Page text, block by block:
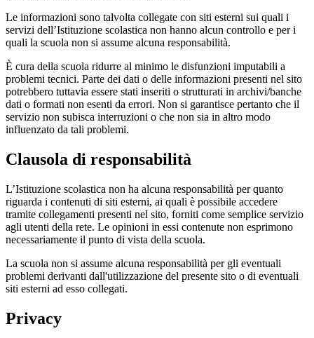
Le informazioni sono talvolta collegate con siti esterni sui quali i
servizi dell’Istituzione scolastica non hanno alcun controllo e per i
quali la scuola non si assume alcuna responsabilità.
È cura della scuola ridurre al minimo le disfunzioni imputabili a
problemi tecnici. Parte dei dati o delle informazioni presenti nel sito
potrebbero tuttavia essere stati inseriti o strutturati in archivi/banche
dati o formati non esenti da errori. Non si garantisce pertanto che il
servizio non subisca interruzioni o che non sia in altro modo
influenzato da tali problemi.
Clausola di responsabilità
L’Istituzione scolastica non ha alcuna responsabilità per quanto
riguarda i contenuti di siti esterni, ai quali è possibile accedere
tramite collegamenti presenti nel sito, forniti come semplice servizio
agli utenti della rete. Le opinioni in essi contenute non esprimono
necessariamente il punto di vista della scuola.
La scuola non si assume alcuna responsabilità per gli eventuali
problemi derivanti dall'utilizzazione del presente sito o di eventuali
siti esterni ad esso collegati.
Privacy